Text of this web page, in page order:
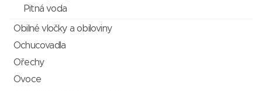
Pitná voda
Obilné vločky a obiloviny
Ochucovadla
Ořechy
Ovoce